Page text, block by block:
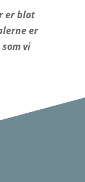
er blot
er
vi